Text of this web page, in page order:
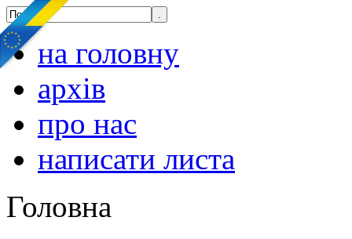
на головну
архів
про нас
написати листа
Головна